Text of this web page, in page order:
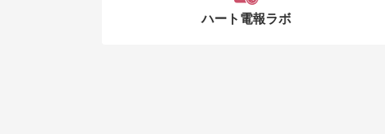
ハート電報ラボ